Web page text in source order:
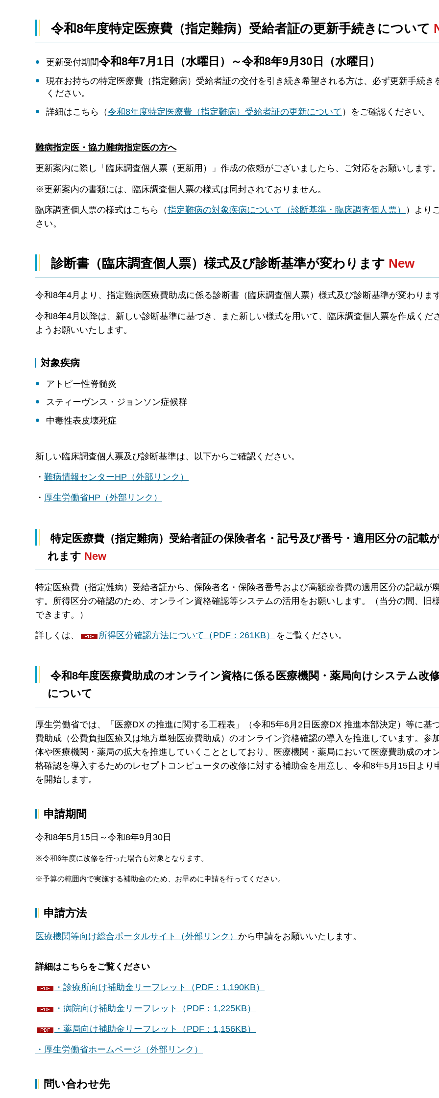
令和8年度特定医療費（指定難病）受給者証の更新手続きについて
更新受付期間令和8年7月1日（水曜日）～令和8年9月30日（水曜日）
現在お持ちの特定医療費（指定難病）受給者証の交付を引き続き希望される方は、必ず更新手続き
ください。
詳細はこちら（令和8年度特定医療費（指定難病）受給者証の更新について ）をご確認ください。
難病指定医・協力難病指定医の方へ
更新案内に際し「臨床調査個人票（更新用）」作成の依頼がございましたら、ご対応をお願いします。
※更新案内の書類には、臨床調査個人票の様式は同封されておりません。
臨床調査個人票の様式はこちら（指定難病の対象疾病について（診断基準・臨床調査個人票）
）より
さい。
診断書（臨床調査個人票）様式及び診断基準が変わります New
令和8年4月より、指定難病医療費助成に係る診断書（臨床調査個人票）様式及び診断基準が変わります
令和8年4月以降は、新しい診断基準に基づき、また新しい様式を用いて、臨床調査個人票を作成くだ
ようお願いいたします。
対象疾病
アトピー性脊髄炎
スティーヴンス・ジョンソン症候群
中毒性表皮壊死症
新しい臨床調査個人票及び診断基準は、以下からご確認ください。
・ 難病情報センターHP（外部リンク）
・ 厚生労働省HP（外部リンク）
特定医療費（指定難病）受給者証の保険者名・記号及び番号・適用区分の記載
れます New
特定医療費（指定難病）受給者証から、保険者名・保険者番号および高額療養費の適用区分の記載が
す。所得区分の確認のため、オンライン資格確認等システムの活用をお願いします。（当分の間、旧
できます。）
詳しくは、 所得区分確認方法について（PDF：261KB） をご覧ください。
令和8年度医療費助成のオンライン資格に係る医療機関・薬局向けシステム改
について
厚生労働省では、「医療DX の推進に関する工程表」（令和5年6月2日医療DX 推進本部決定）等に基
費助成（公費負担医療又は地方単独医療費助成）のオンライン資格確認の導入を推進しています。参
体や医療機関・薬局の拡大を推進していくこととしており、医療機関・薬局において医療費助成のオ
格確認を導入するためのレセプトコンピュータの改修に対する補助金を用意し、令和8年5月15日より
を開始します。
申請期間
令和8年5月15日～令和8年9月30日
※令和6年度に改修を行った場合も対象となります。
※予算の範囲内で実施する補助金のため、お早めに申請を行ってください。
申請方法
医療機関等向け総合ポータルサイト（外部リンク） から申請をお願いいたします。
詳細はこちらをご覧ください
・診療所向け補助金リーフレット（PDF：1,190KB）
・病院向け補助金リーフレット（PDF：1,225KB）
・薬局向け補助金リーフレット（PDF：1,156KB）
・厚生労働省ホームページ（外部リンク）
問い合わせ先